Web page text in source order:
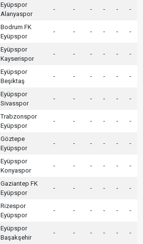
Eyüpspor
Alanyaspor
- - - - - -
Bodrum FK
Eyüpspor
- - - - - -
Eyüpspor
Kayserispor
- - - - - -
Eyüpspor
Beşiktaş
- - - - - -
Eyüpspor
Sivasspor
- - - - - -
Trabzonspor
Eyüpspor
- - - - - -
Göztepe
Eyüpspor
- - - - - -
Eyüpspor
Konyaspor
- - - - - -
Gaziantep FK
Eyüpspor
- - - - - -
Rizespor
Eyüpspor
- - - - - -
Eyüpspor
Başakşehir
- - - - - -